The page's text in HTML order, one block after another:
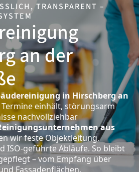
TRANSPARENT –
an der
in Hirschberg an
Termine einhält, störungsarm
nachvollziehbar
aus
wir feste Objektleitung,
ISO-geführte Abläufe. So bleibt
– vom Empfang über
Fassadenflächen.